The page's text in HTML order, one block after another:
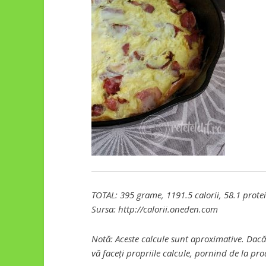
TOTAL: 395 grame, 1191.5 calorii, 58.1
Sursa: http://calorii.oneden.com
Notă: Aceste calcule sunt aproximative.
vă faceți propriile calcule, pornind de la